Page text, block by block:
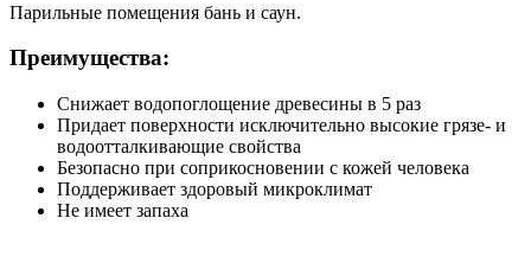
Парильные помещения бань и саун.
Преимущества:
Снижает водопоглощение древесины в 5 раз
Придает поверхности исключительно высокие грязе- и
водоотталкивающие свойства
Безопасно при соприкосновении с кожей человека
Поддерживает здоровый микроклимат
Не имеет запаха